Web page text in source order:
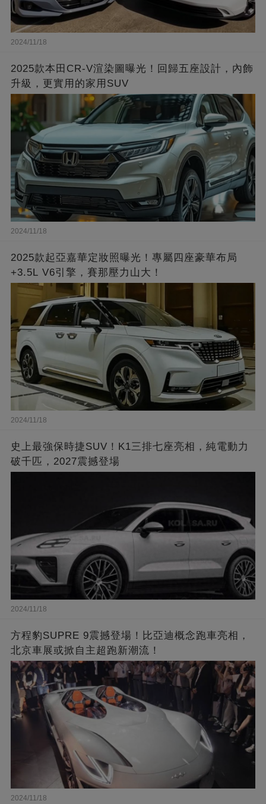
2024/11/18
2025款本田CR-V渲染圖曝光！回歸五座設計，內飾
升級，更實用的家用SUV
2024/11/18
2025款起亞嘉華定妝照曝光！專屬四座豪華布局
+3.5L V6引擎，賽那壓力山大！
2024/11/18
史上最強保時捷SUV！K1三排七座亮相，純電動力
破千匹，2027震撼登場
2024/11/18
方程豹SUPRE 9震撼登場！比亞迪概念跑車亮相，
北京車展或掀自主超跑新潮流！
2024/11/18